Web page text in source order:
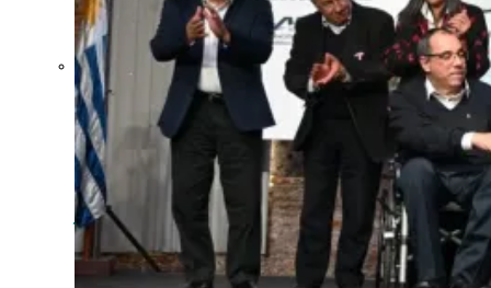
Crecen las
exportaciones
uruguayas en
julio impulsadas
por la carne, la
celulosa y los